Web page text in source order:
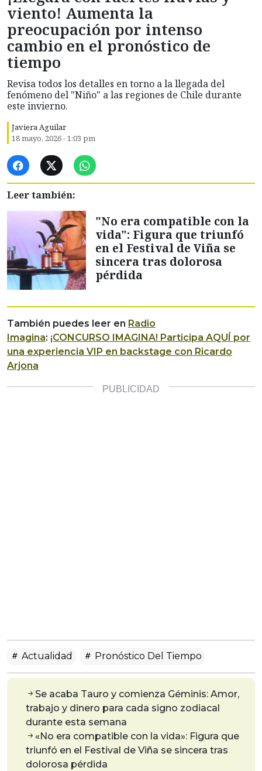
viento! Aumenta la
preocupación por intenso
cambio en el pronóstico de
tiempo
Revisa todos los detalles en torno a la llegada del
fenómeno del "Niño" a las regiones de Chile durante
este invierno.
Javiera Aguilar
18 mayo, 2026 - 1:03 pm
Leer también:
"No era compatible con la
vida": Figura que triunfó
en el Festival de Viña se
sincera tras dolorosa
pérdida
También puedes leer en Radio
Imagina: ¡CONCURSO IMAGINA! Participa AQUÍ por
una experiencia VIP en backstage con Ricardo
Arjona
Actualidad Pronóstico Del Tiempo
Se acaba Tauro y comienza Géminis: Amor,
trabajo y dinero para cada signo zodiacal
durante esta semana
«No era compatible con la vida»: Figura que
triunfó en el Festival de Viña se sincera tras
dolorosa pérdida